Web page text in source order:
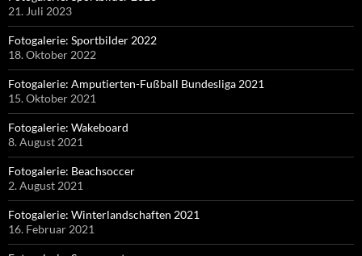
21. Juli 2023
Fotogalerie: Sportbilder 2022
18. Oktober 2022
Fotogalerie: Amputierten-Fußball Bundesliga 2021
15. Oktober 2021
Fotogalerie: Wakeboard
8. August 2021
Fotogalerie: Beachsoccer
2. August 2021
Fotogalerie: Winterlandschaften 2021
16. Februar 2021